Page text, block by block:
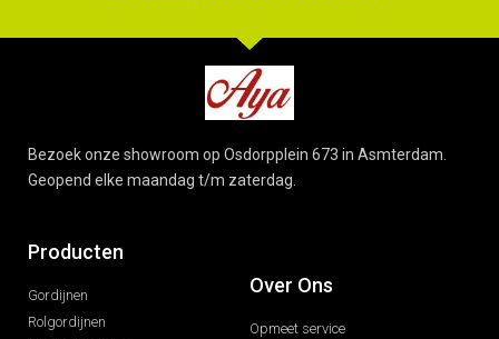
Bezoek onze showroom op Osdorpplein 673 in Asmterdam.
Geopend elke maandag t/m zaterdag.
Producten
Gordijnen
Rolgordijnen
Over Ons
Opmeet service